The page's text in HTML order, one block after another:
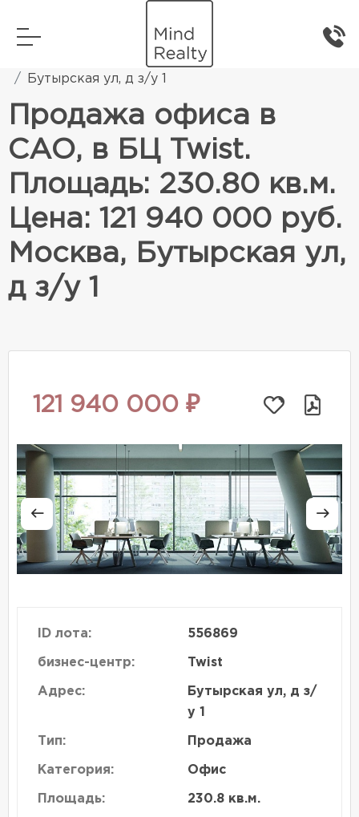
Коммерческая недвижимость
Бутырская ул, д з/у 1
Продажа офиса в
САО, в БЦ Twist.
Площадь: 230.80 кв.м.
Цена: 121 940 000 руб.
Москва, Бутырская ул,
д з/у 1
121 940 000 ₽
ID лота: 556869
бизнес-центр: Twist
Адрес:
Бутырская ул, д з/
у 1
Тип: Продажа
Категория: Офис
Площадь: 230.8 кв.м.